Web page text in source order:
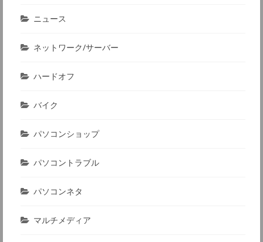
ニュース
ネットワーク/サーバー
ハードオフ
バイク
パソコンショップ
パソコントラブル
パソコンネタ
マルチメディア